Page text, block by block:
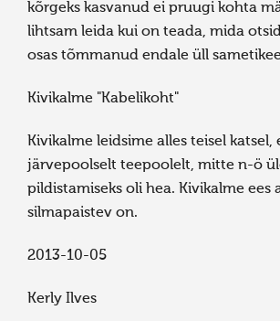
kõrgeks kasvanud ei pruugi kohta
lihtsam leida kui on teada, mida
osas tõmmanud endale üll
Kivikalme "Kabelikoht"
Kivikalme leidsime alles teisel
järvepoolselt teepoolelt, mitte n-ö
pildistamiseks oli hea. Kivikalme
silmapaistev on.
2013-10-05
Kerly Ilves